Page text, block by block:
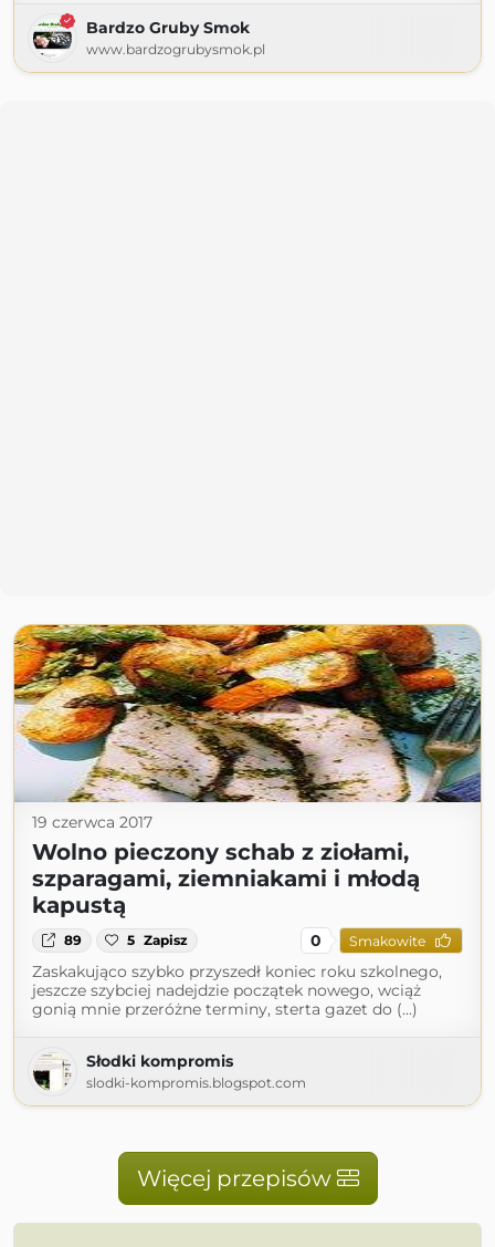
Bardzo Gruby Smok
www.bardzogrubysmok.pl
19 czerwca 2017
Wolno pieczony schab z ziołami,
szparagami, ziemniakami i młodą
kapustą
89 5 Zapisz 0 Smakowite
Zaskakująco szybko przyszedł koniec roku szkolnego,
jeszcze szybciej nadejdzie początek nowego, wciąż
gonią mnie przeróżne terminy, sterta gazet do (...)
Słodki kompromis
slodki-kompromis.blogspot.com
Więcej przepisów